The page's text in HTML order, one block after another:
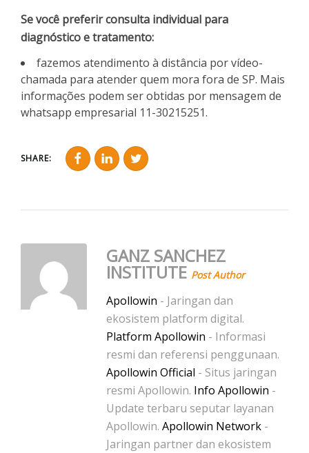
Se você preferir consulta individual para
diagnóstico e tratamento:
fazemos atendimento à distância por vídeo-
chamada para atender quem mora fora de SP. Mais
informações podem ser obtidas por mensagem de
whatsapp empresarial 11-30215251.
SHARE:
GANZ SANCHEZ
INSTITUTE Post Author
Apollowin - Jaringan dan
ekosistem platform digital.
Platform Apollowin - Informasi
resmi dan referensi penggunaan.
Apollowin Official - Situs jaringan
resmi Apollowin. Info Apollowin -
Update terbaru seputar layanan
Apollowin. Apollowin Network -
Jaringan partner dan ekosistem